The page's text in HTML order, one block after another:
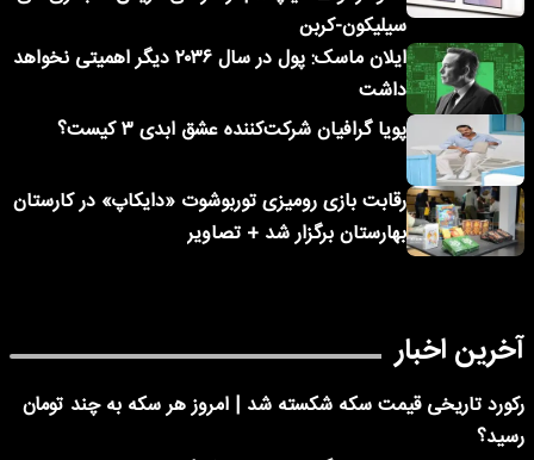
سیلیکون-کربن
ایلان ماسک: پول در سال ۲۰۳۶ دیگر اهمیتی نخواهد
داشت
پویا گرافیان شرکت‌کننده عشق ابدی ۳ کیست؟
رقابت بازی رومیزی توربوشوت «دایکاپ» در کارستان
بهارستان برگزار شد + تصاویر
آخرین اخبار
رکورد تاریخی قیمت سکه شکسته شد | امروز هر سکه به چند تومان
رسید؟